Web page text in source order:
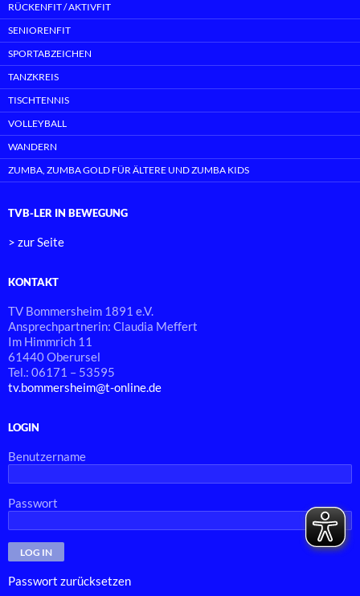
RÜCKENFIT / AKTIVFIT
SENIORENFIT
SPORTABZEICHEN
TANZKREIS
TISCHTENNIS
VOLLEYBALL
WANDERN
ZUMBA, ZUMBA GOLD FÜR ÄLTERE UND ZUMBA KIDS
TVB-LER IN BEWEGUNG
> zur Seite
KONTAKT
TV Bommersheim 1891 e.V.
Ansprechpartnerin: Claudia Meffert
Im Himmrich 11
61440 Oberursel
Tel.: 06171 – 53595
tv.bommersheim@t-online.de
LOGIN
Benutzername
Passwort
Passwort zurücksetzen